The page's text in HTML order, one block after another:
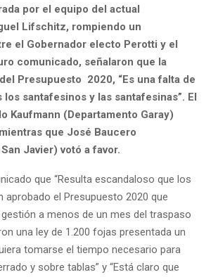
por el equipo del actual
Lifschitz, rompiendo un
el Gobernador electo Perotti y el
comunicado, señalaron que la
Presupuesto 2020, “Es una falta de
los santafesinos y las santafesinas”. El
Kaufmann (Departamento Garay)
que José Baucero
Javier) votó a favor.
que “Resulta escandaloso que los
aprobado el Presupuesto 2020 que
a menos de un mes del traspaso
una ley de 1.200 fojas presentada un
tomarse el tiempo necesario para
y sobre tablas” y “Está claro que